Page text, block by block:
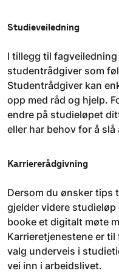
Studieveiledning
I tillegg til
studentrådgiver som
Studentrådgiver kan
opp med råd og hjelp.
endre på studieløpet
eller har behov for å slå
Karriererådgivning
Dersom du ønsker tips
gjelder videre
booke et digitalt møte
Karrieretjenestene er
valg underveis i
vei inn i arbeidslivet.